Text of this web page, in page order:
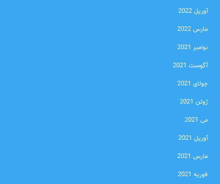
آوریل 2022
مارس 2022
نوامبر 2021
آگوست 2021
جولای 2021
ژوئن 2021
می 2021
آوریل 2021
مارس 2021
فوریه 2021